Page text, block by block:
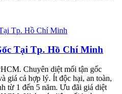
Tại Tp. Hồ Chí Minh
Chuyên diệt mối tận gốc
giá cả hợp lý. Ít độc hại, an toàn,
từ 1 đến 5 năm. Ưu đãi giá diệt